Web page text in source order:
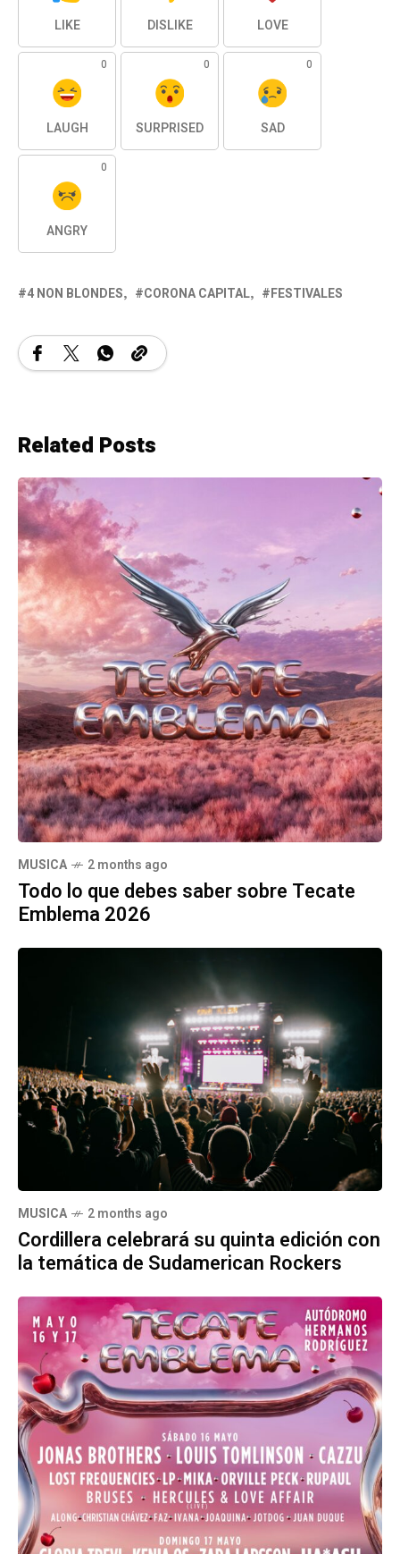
LIKE DISLIKE LOVE
0
LAUGH
0
SURPRISED
0
SAD
0
ANGRY
4 NON BLONDES CORONA CAPITAL FESTIVALES
Related Posts
MUSICA 2 months ago
Todo lo que debes saber sobre Tecate
Emblema 2026
MUSICA 2 months ago
Cordillera celebrará su quinta edición con
la temática de Sudamerican Rockers